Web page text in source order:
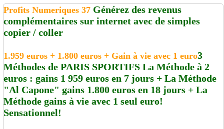
Profits Numeriques 37 Générez des revenus
complémentaires sur internet avec de simples
copier / coller
1.959 euros + 1.800 euros + Gain à vie avec 1 euro3
Méthodes de PARIS SPORTIFS La Méthode à 2
euros : gains 1 959 euros en 7 jours + La Méthode
"Al Capone" gains 1.800 euros en 18 jours + La
Méthode gains à vie avec 1 seul euro!
Sensationnel!